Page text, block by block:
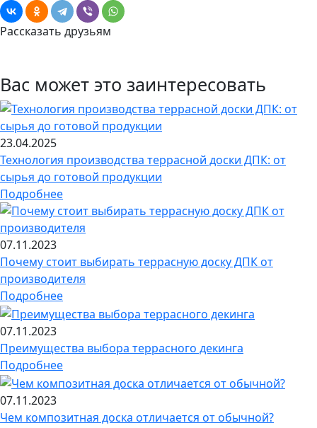
Рассказать друзьям
Вас может это заинтересовать
23.04.2025
Технология производства террасной доски ДПК: от
сырья до готовой продукции
Подробнее
07.11.2023
Почему стоит выбирать террасную доску ДПК от
производителя
Подробнее
07.11.2023
Преимущества выбора террасного декинга
Подробнее
07.11.2023
Чем композитная доска отличается от обычной?